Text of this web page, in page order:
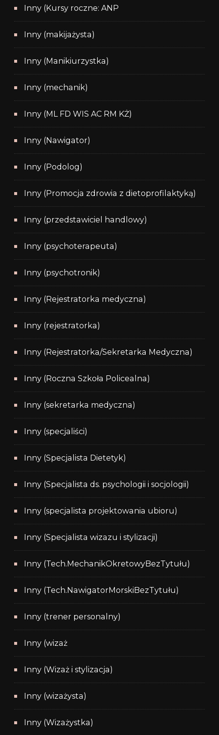
Inny (Kursy roczne: ANP
Inny (makijażysta)
Inny (Manikiurzystka)
Inny (mechanik)
Inny (ML FD WIS AC RM KŻ)
Inny (Nawigator)
Inny (Podolog)
Inny (Promocja zdrowia z dietoprofilaktyką)
Inny (przedstawiciel handlowy)
Inny (psychoterapeuta)
Inny (psychotronik)
Inny (Rejestratorka medyczna)
Inny (rejestratorka)
Inny (Rejestratorka/Sekretarka Medyczna)
Inny (Roczna Szkoła Policealna)
Inny (sekretarka medyczna)
Inny (specjaliści)
Inny (Specjalista Dietetyk)
Inny (Specjalista ds. psychologii i socjologii)
Inny (specjalista projektowania ubioru)
Inny (Specjalista wizazu i stylizacji)
Inny (Tech.MechanikOkretowyBezTytułu)
Inny (Tech.NawigatorMorskiBezTytułu)
Inny (trener personalny)
Inny (wizaż
Inny (Wizaż i stylizacja)
Inny (wizażysta)
Inny (Wizażystka)